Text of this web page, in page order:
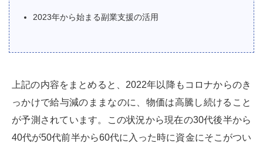
2023年から始まる副業支援の活用
上記の内容をまとめると、2022年以降もコロナからのき
っかけで給与減のままなのに、物価は高騰し続けること
が予測されています。この状況から現在の30代後半から
40代が50代前半から60代に入った時に資金にそこがつい